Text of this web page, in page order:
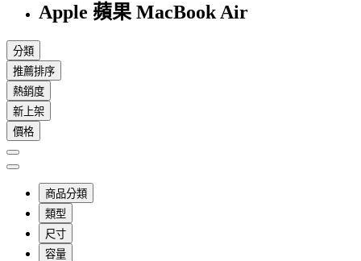
Apple 蘋果 MacBook Air
分類
推薦排序
熱銷度
新上架
價格
商品分類
類型
尺寸
容量